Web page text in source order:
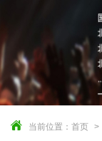
当前位置： 首页